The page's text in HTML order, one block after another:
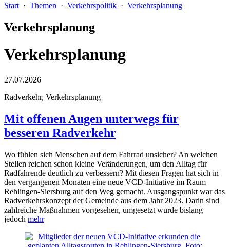
Start · Themen · Verkehrspolitik · Verkehrsplanung
Verkehrsplanung
Verkehrsplanung
27.07.2026
Radverkehr, Verkehrsplanung
Mit offenen Augen unterwegs für
besseren Radverkehr
Wo fühlen sich Menschen auf dem Fahrrad unsicher? An welchen
Stellen reichen schon kleine Veränderungen, um den Alltag für
Radfahrende deutlich zu verbessern? Mit diesen Fragen hat sich in
den vergangenen Monaten eine neue VCD-Initiative im Raum
Rehlingen-Siersburg auf den Weg gemacht. Ausgangspunkt war das
Radverkehrskonzept der Gemeinde aus dem Jahr 2023. Darin sind
zahlreiche Maßnahmen vorgesehen, umgesetzt wurde bislang
jedoch mehr